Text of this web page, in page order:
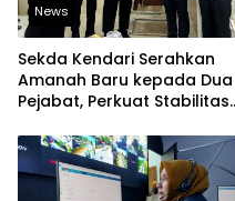
News
Sekda Kendari Serahkan
Amanah Baru kepada Dua
Pejabat, Perkuat Stabilitas